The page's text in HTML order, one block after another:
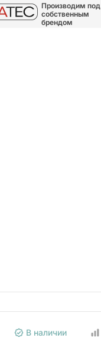
Производим под
собственным
брендом
В наличии